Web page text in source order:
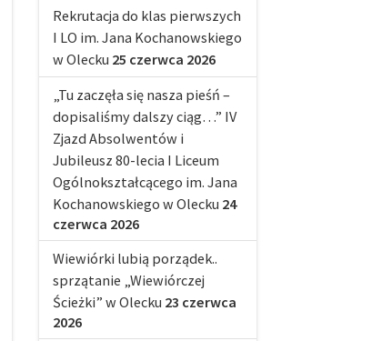
Rekrutacja do klas pierwszych
I LO im. Jana Kochanowskiego
w Olecku 25 czerwca 2026
„Tu zaczęła się nasza pieśń –
dopisaliśmy dalszy ciąg…” IV
Zjazd Absolwentów i
Jubileusz 80-lecia I Liceum
Ogólnokształcącego im. Jana
Kochanowskiego w Olecku 24
czerwca 2026
Wiewiórki lubią porządek..
sprzątanie „Wiewiórczej
Ścieżki” w Olecku 23 czerwca
2026